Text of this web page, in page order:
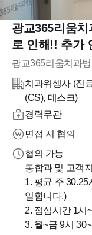
광교365리움
로 인해!! 추가
광교365리움치과병
치과위생사 (진
(CS), 데스크)
경력무관
면접 시 협의
협의 가능
통합과 및 고객
1. 평균 주 30.25
일합니다.)
2. 점심시간 1시
3. 월~금 9시